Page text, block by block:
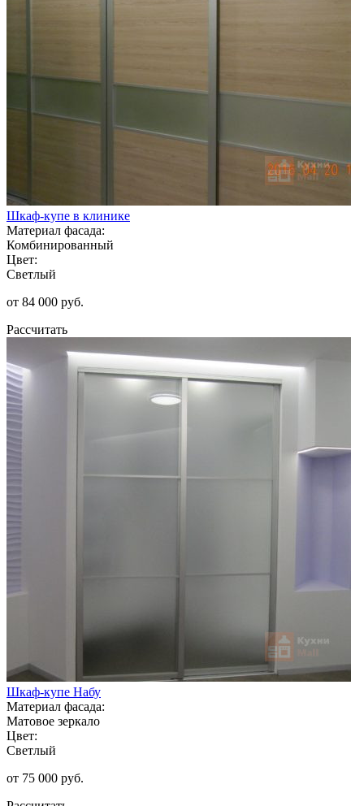
Шкаф-купе в клинике
Материал фасада:
Комбинированный
Цвет:
Светлый
от 84 000 руб.
Рассчитать
Шкаф-купе Набу
Материал фасада:
Матовое зеркало
Цвет:
Светлый
от 75 000 руб.